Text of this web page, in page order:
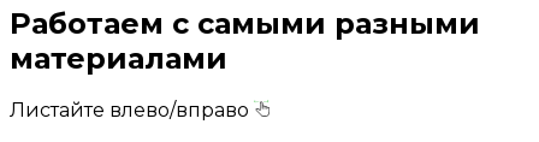
Работаем с самыми разными
материалами
Листайте влево/вправо